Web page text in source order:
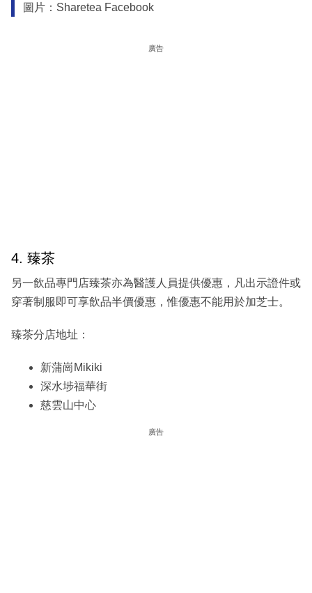
圖片：Sharetea Facebook
廣告
4. 臻茶
另一飲品專門店臻茶亦為醫護人員提供優惠，凡出示證件或
穿著制服即可享飲品半價優惠，惟優惠不能用於加芝士。
臻茶分店地址：
新蒲崗Mikiki
深水埗福華街
慈雲山中心
廣告